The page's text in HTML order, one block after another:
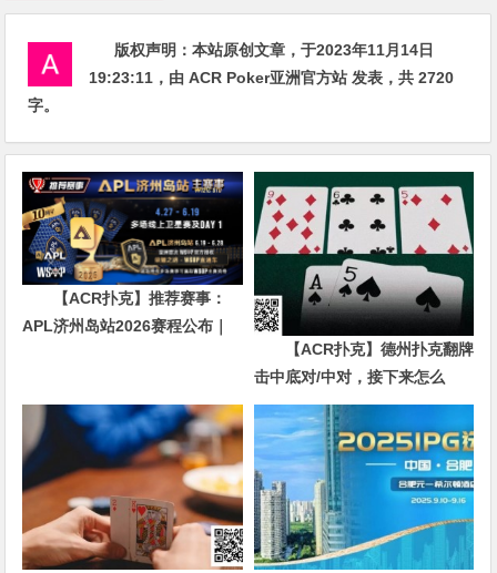
版权声明：本站原创文章，于2023年11月14日
19:23:11 ，由ACR Poker亚洲官方站 发表，共 2720
字。
【ACR扑克】推荐赛事：
APL济州岛站2026赛程公布｜
【ACR扑克】德州扑克翻牌
击中底对/中对，接下来怎么
办？90%玩家都犯错的关键点！